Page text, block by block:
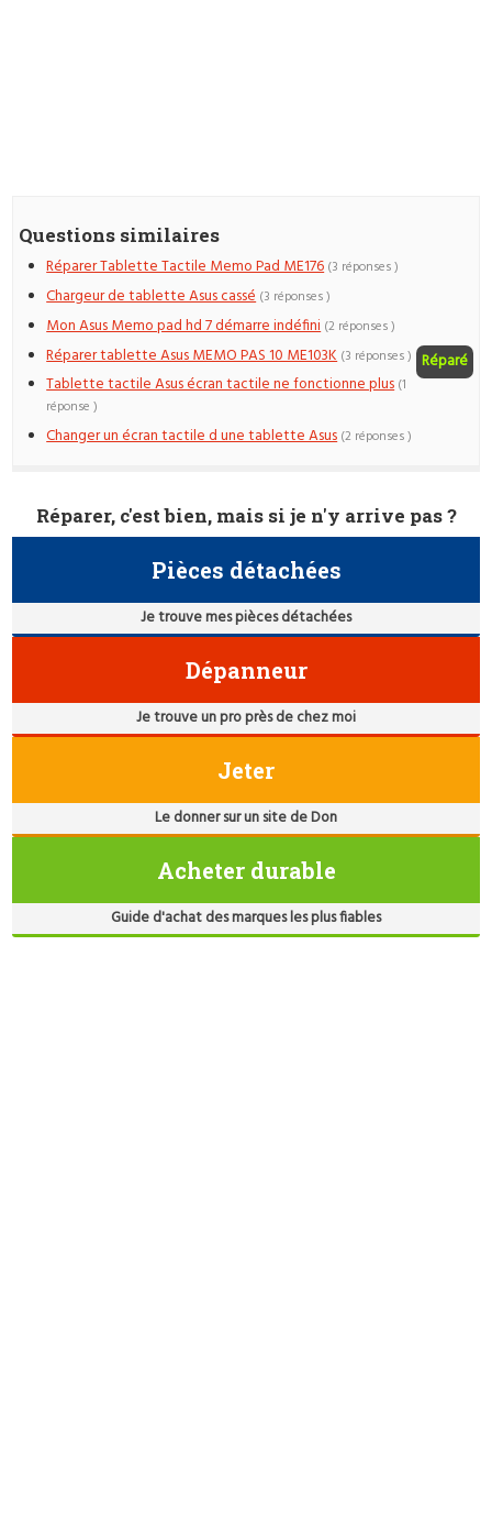
Questions similaires
Réparer Tablette Tactile Memo Pad ME176 (3 réponses )
Chargeur de tablette Asus cassé (3 réponses )
Mon Asus Memo pad hd 7 démarre indéfini (2 réponses )
Réparer tablette Asus MEMO PAS 10 ME103K Réparé
(3 réponses )
Tablette tactile Asus écran tactile ne fonctionne plus (1
réponse )
Changer un écran tactile d une tablette Asus (2 réponses )
Réparer, c'est bien, mais si je n'y arrive pas ?
Pièces détachées
Je trouve mes pièces détachées
Dépanneur
Je trouve un pro près de chez moi
Jeter
Le donner sur un site de Don
Acheter durable
Guide d'achat des marques les plus fiables